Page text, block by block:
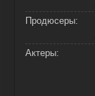
Продюсеры:
Актеры: